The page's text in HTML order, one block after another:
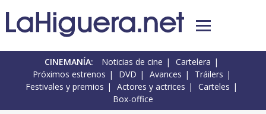
CINEMANÍA: Noticias de cine
Cartelera
Próximos estrenos
DVD Avances
Tráilers
Festivales y premios
Actores y actrices
Carteles
Box-office